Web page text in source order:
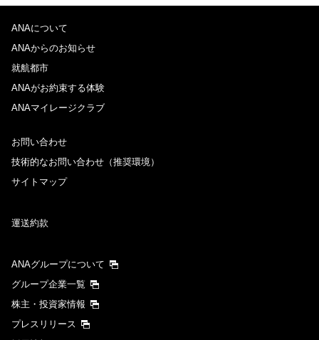
ANAについて
ANAからのお知らせ
就航都市
ANAがお約束する体験
ANAマイレージクラブ
お問い合わせ
技術的なお問い合わせ（推奨環境）
サイトマップ
運送約款
ANAグループについて
グループ企業一覧
株主・投資家情報
プレスリリース